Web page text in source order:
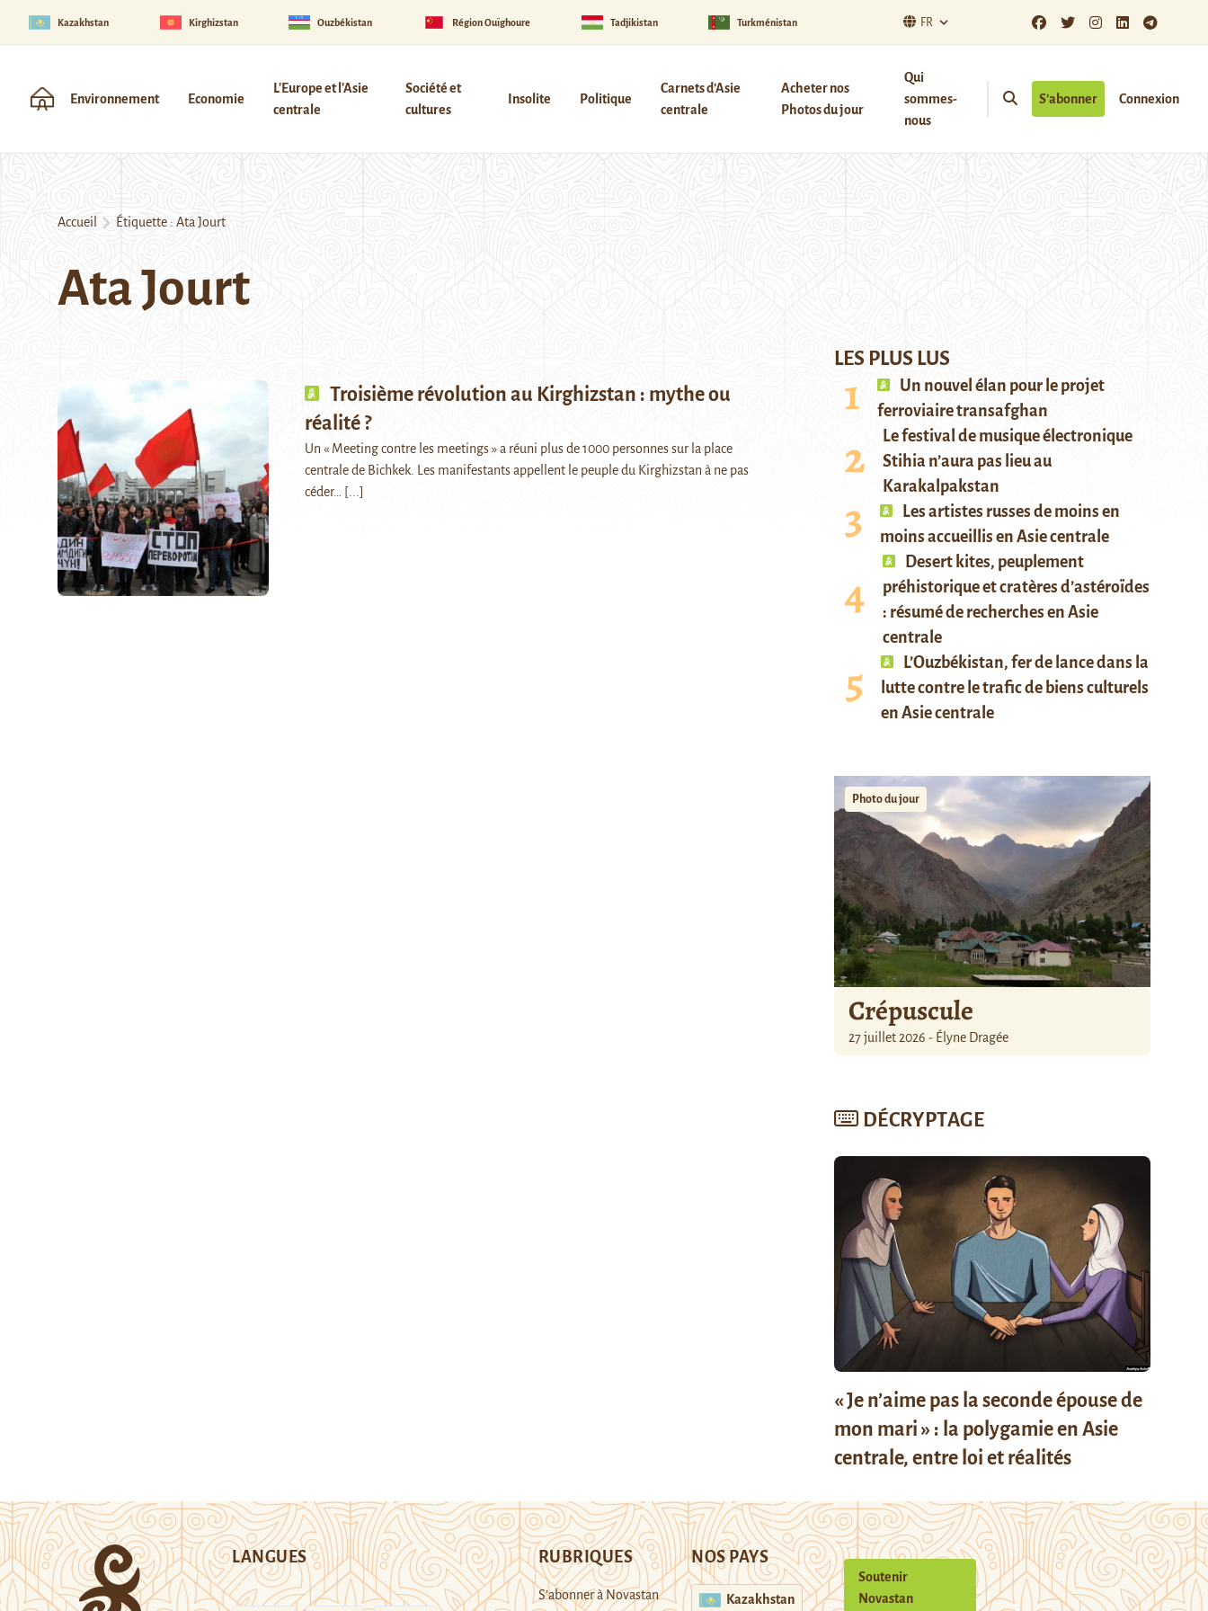
Kazakhstan Kirghizstan Ouzbékistan Région Ouïghoure Tadjikistan Turkménistan FR
Environnement Economie
L'Europe et l'Asie
centrale
Société et
cultures
Insolite Politique
Carnets d’Asie
centrale
Acheter nos
Photos du jour
Qui
sommes-
nous
S’abonner Connexion
Accueil Étiquette : Ata Jourt
Ata Jourt
Troisième révolution au Kirghizstan : mythe ou
réalité ?
Un « Meeting contre les meetings » a réuni plus de 1000 personnes sur la place
centrale de Bichkek. Les manifestants appellent le peuple du Kirghizstan à ne pas
céder…
[...]
LES PLUS LUS
Un nouvel élan pour le projet
ferroviaire transafghan
Le festival de musique électronique
Stihia n’aura pas lieu au
Karakalpakstan
Les artistes russes de moins en
moins accueillis en Asie centrale
Desert kites, peuplement
préhistorique et cratères d’astéroïdes
: résumé de recherches en Asie
centrale
L’Ouzbékistan, fer de lance dans la
lutte contre le trafic de biens culturels
en Asie centrale
Photo du jour
Crépuscule
27 juillet 2026 - Élyne Dragée
DÉCRYPTAGE
« Je n’aime pas la seconde épouse de
mon mari » : la polygamie en Asie
centrale, entre loi et réalités
LANGUES RUBRIQUES
S’abonner à Novastan
NOS PAYS
Kazakhstan
Soutenir
Novastan